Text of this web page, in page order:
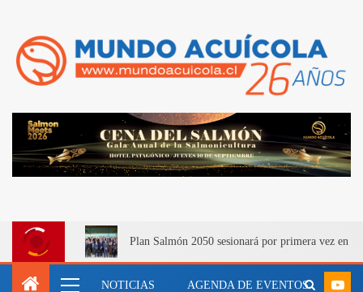
Plan Salmón 2050 sesionará por primera vez en
NOTICIAS AGENDA DE EVENTOS